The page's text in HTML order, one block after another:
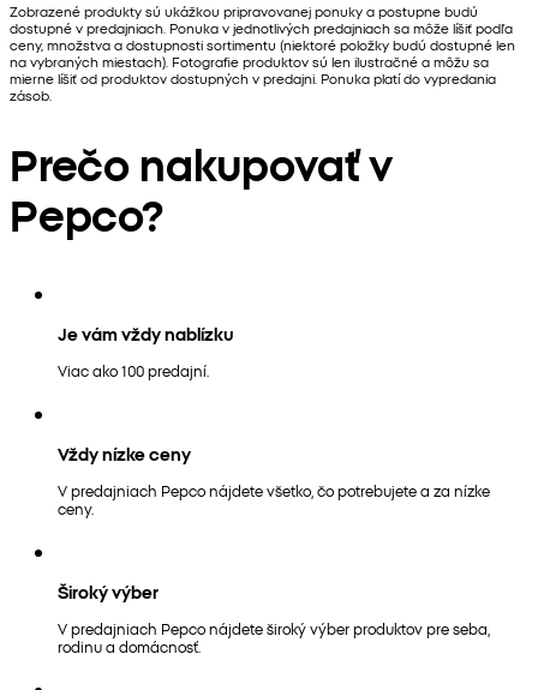
Zobrazené produkty sú ukážkou pripravovanej ponuky a postupne budú
dostupné v predajniach. Ponuka v jednotlivých predajniach sa môže líšiť podľa
ceny, množstva a dostupnosti sortimentu (niektoré položky budú dostupné len
na vybraných miestach). Fotografie produktov sú len ilustračné a môžu sa
mierne líšiť od produktov dostupných v predajni. Ponuka platí do vypredania
zásob.
Prečo nakupovať v
Pepco?
Je vám vždy nablízku
Viac ako 100 predajní.
Vždy nízke ceny
V predajniach Pepco nájdete všetko, čo potrebujete a za nízke
ceny.
Široký výber
V predajniach Pepco nájdete široký výber produktov pre seba,
rodinu a domácnosť.